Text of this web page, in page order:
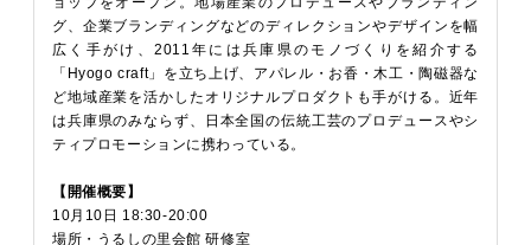
グ、企業ブランディングなどのディレクションやデザインを幅
広く手がけ、2011年には兵庫県のモノづくりを紹介する
「Hyogo craft」を立ち上げ、アパレル・お香・木工・陶磁器な
ど地域産業を活かしたオリジナルプロダクトも手がける。近年
は兵庫県のみならず、日本全国の伝統工芸のプロデュースやシ
ティプロモーションに携わっている。
【開催概要】
10月10日 18:30-20:00
場所・うるしの里会館 研修室